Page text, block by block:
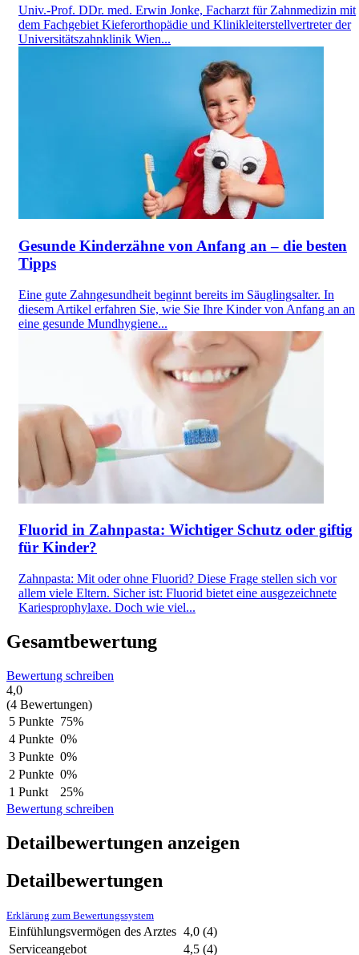
Univ.-Prof. DDr. med. Erwin Jonke, Facharzt für Zahnmedizin mit
dem Fachgebiet Kieferorthopädie und Klinikleiterstellvertreter der
Universitätszahnklinik Wien...
Gesunde Kinderzähne von Anfang an – die besten
Tipps
Eine gute Zahngesundheit beginnt bereits im Säuglingsalter. In
diesem Artikel erfahren Sie, wie Sie Ihre Kinder von Anfang an an
eine gesunde Mundhygiene...
Fluorid in Zahnpasta: Wichtiger Schutz oder giftig
für Kinder?
Zahnpasta: Mit oder ohne Fluorid? Diese Frage stellen sich vor
allem viele Eltern. Sicher ist: Fluorid bietet eine ausgezeichnete
Kariesprophylaxe. Doch wie viel...
Gesamtbewertung
Bewertung schreiben
4,0
(4 Bewertungen)
5 Punkte 75%
4 Punkte 0%
3 Punkte 0%
2 Punkte 0%
1 Punkt
25%
Bewertung schreiben
Detailbewertungen anzeigen
Detailbewertungen
Erklärung zum Bewertungssystem
Einfühlungsvermögen des Arztes 4,0 (4)
Serviceangebot
4,5 (4)